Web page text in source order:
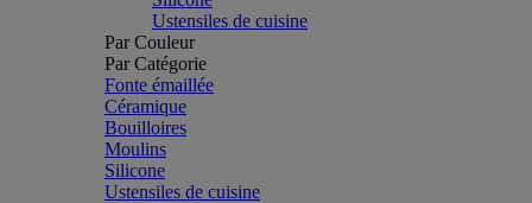
Ustensiles de cuisine
Par Couleur
Par Catégorie
Fonte émaillée
Céramique
Bouilloires
Moulins
Silicone
Ustensiles de cuisine